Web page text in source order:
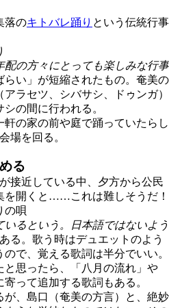
落のキトバレ踊り という伝統行事
配の方々にとっても楽しみな行
らい」が短縮されたもの。奄美の
ラセツ、シバサシ、ドゥンガ）
の間に行われる。
の家の前や庭で踊っていたらし
場を回る。
る
接近している中、夕方から公民
を開くと……これは難しそうだ！
いるという。日本語ではないよ
る。歌う時はデュエットのよう
で、覚える歌詞は半分でいい。
と思ったら、「八月の流れ」や
って追加する歌詞もある。
、島口（奄美の方言）と、絶妙